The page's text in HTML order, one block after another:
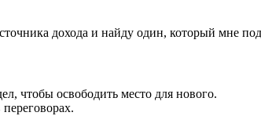
дохода и найду один, который мне
чтобы освободить место для нового.